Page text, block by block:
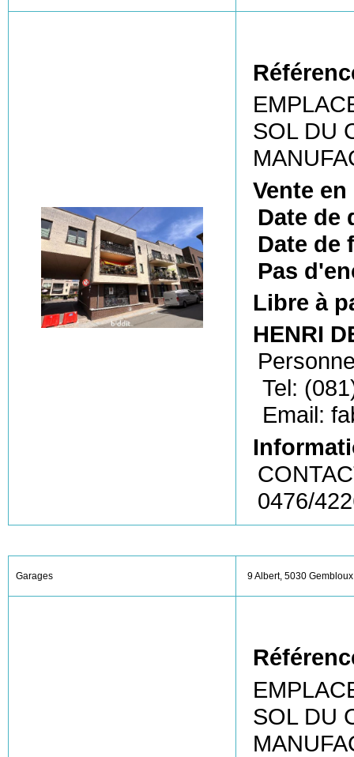
SOL DU
Vente
Date de
Date de
Pas
Libre à
HENRI
Tel:
Email:
0476/
Garages 9 Albert, 5030 Gembloux
SOL DU